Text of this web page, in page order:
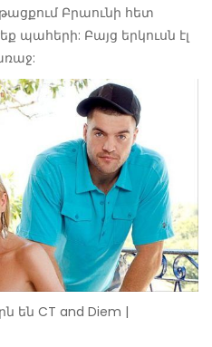
Բրաունի հետ
պահերի: Բայց երկուսն էլ
են CT and Diem |